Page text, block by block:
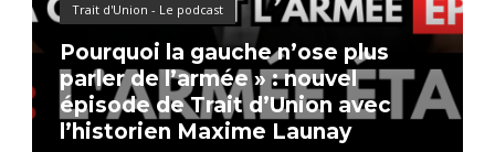
Trait d'Union - Le podcast
Pourquoi la gauche n’ose plus
parler de l’armée » : nouvel
épisode de Trait d’Union avec
l’historien Maxime Launay